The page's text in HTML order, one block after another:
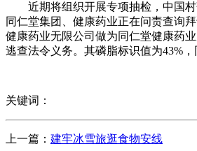
近期将组织开展专项抽检，中国村
同仁堂集团、健康药业正在问责查询
健康药业无限公司做为同仁堂健康药
逃查法令义务。其磷脂标识值为43%
关键词：
上一篇： 建牢冰雪旅逛食物安线